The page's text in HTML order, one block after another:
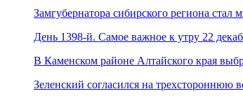
Замгубернатора сибирского региона стал
День 1398-й. Самое важное к утру 22
В Каменском районе Алтайского края
Зеленский согласился на